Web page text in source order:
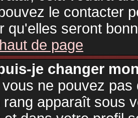
le contacter
qu'elles seront
de page
je changer
ne pouvez
apparaît sous